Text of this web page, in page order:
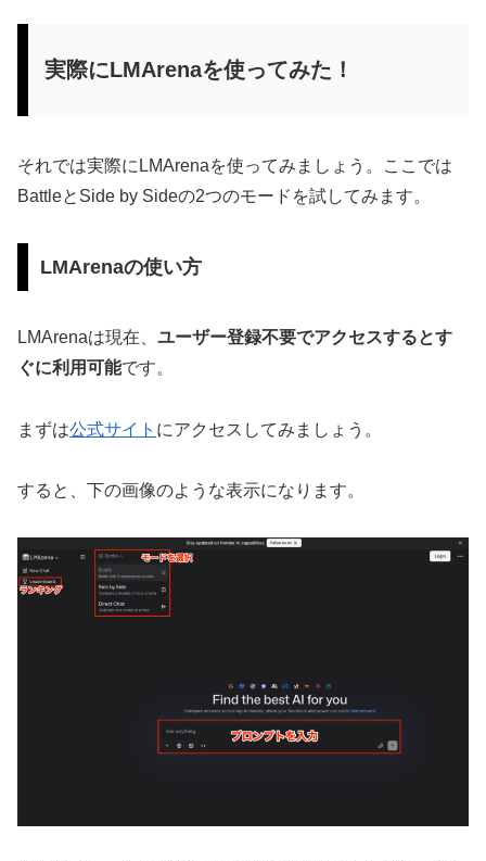
実際にLMArenaを使ってみた！
それでは実際にLMArenaを使ってみましょう。ここでは
BattleとSide by Sideの2つのモードを試してみます。
LMArenaの使い方
LMArenaは現在、 ユーザー登録不要でアクセスするとす
ぐに利用可能です。
まずは公式サイト にアクセスしてみましょう。
すると、下の画像のような表示になります。